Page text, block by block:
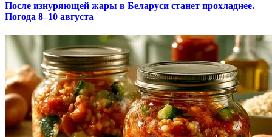
После изнуряющей жары в Беларуси станет прохладнее.
Погода 8–10 августа